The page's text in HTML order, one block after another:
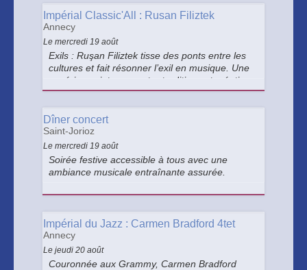
emblématiques du cinéma.
Impérial Classic'All : Rusan Filiztek
Annecy
Le mercredi 19 août
Exils : Ruşan Filiztek tisse des ponts entre les
cultures et fait résonner l’exil en musique. Une
expérience intense, entre traditions et créations
contemporaines.
Dîner concert
Saint-Jorioz
Le mercredi 19 août
Soirée festive accessible à tous avec une
ambiance musicale entraînante assurée.
Impérial du Jazz : Carmen Bradford 4tet
Annecy
Le jeudi 20 août
Couronnée aux Grammy, Carmen Bradford